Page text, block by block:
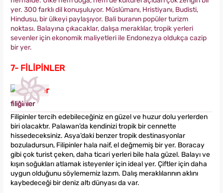
yer. 300 farklı dil konuşuluyor. Müslümanı, Hristiyanı, Budisti,
Hindusu, bir ülkeyi paylaşıyor. Bali buranın popüler turizm
noktası. Balayına çıkacaklar, dalışa meraklılar, tropik yerleri
sevenler için ekonomik maliyetleri ile Endonezya oldukça cazip
bir yer.
7- FİLİPİNLER
filiğinler
Filipinler tercih edebileceğiniz en güzel ve huzur dolu yerlerden
biri olacaktır. Palawan’da kendinizi tropik bir cennette
hissedeceksiniz. Asya’daki benzer tropik destinasyonlar
bozuladursun, Filipinler hala naif, el değmemiş bir yer. Boracay
gibi çok turist çeken, daha ticari yerleri bile hala güzel. Balayı ve
kışın soğukları atlamak isteyenler için ideal yer. Çiftler için daha
uygun olduğunu söylememiz lazım. Dalış meraklılarının aklını
kaybedeceği bir deniz altı dünyası da var.